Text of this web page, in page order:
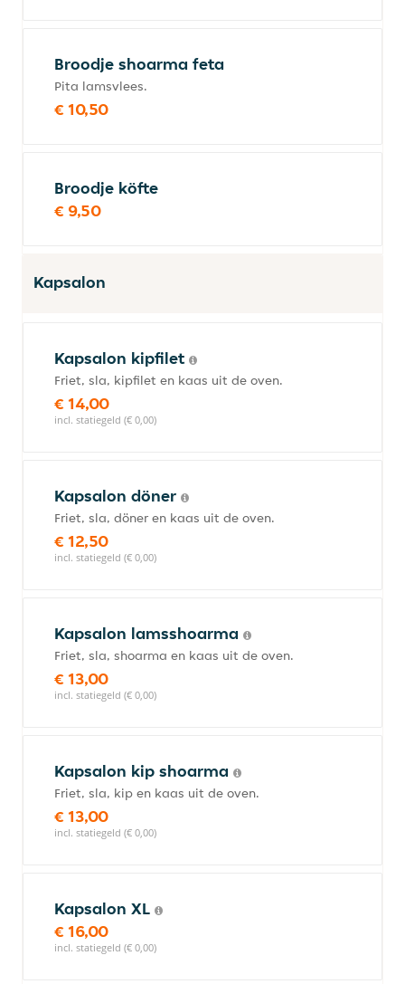
Broodje shoarma feta
Pita lamsvlees.
€ 10,50
Broodje köfte
€ 9,50
Kapsalon
Kapsalon kipfilet
Friet, sla, kipfilet en kaas uit de oven.
€ 14,00
incl. statiegeld (€ 0,00)
Kapsalon döner
Friet, sla, döner en kaas uit de oven.
€ 12,50
incl. statiegeld (€ 0,00)
Kapsalon lamsshoarma
Friet, sla, shoarma en kaas uit de oven.
€ 13,00
incl. statiegeld (€ 0,00)
Kapsalon kip shoarma
Friet, sla, kip en kaas uit de oven.
€ 13,00
incl. statiegeld (€ 0,00)
Kapsalon XL
€ 16,00
incl. statiegeld (€ 0,00)